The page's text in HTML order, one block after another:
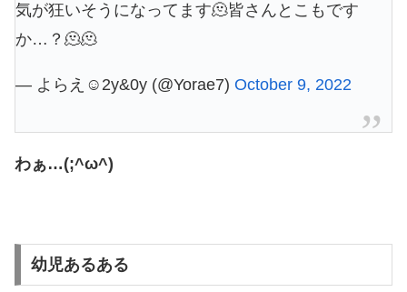
気が狂いそうになってます🫠皆さんとこもです
か…？🫠🫠
— よらえ☺︎2y&0y (@Yorae7) October 9, 2022
わぁ…(;^ω^)
幼児あるある